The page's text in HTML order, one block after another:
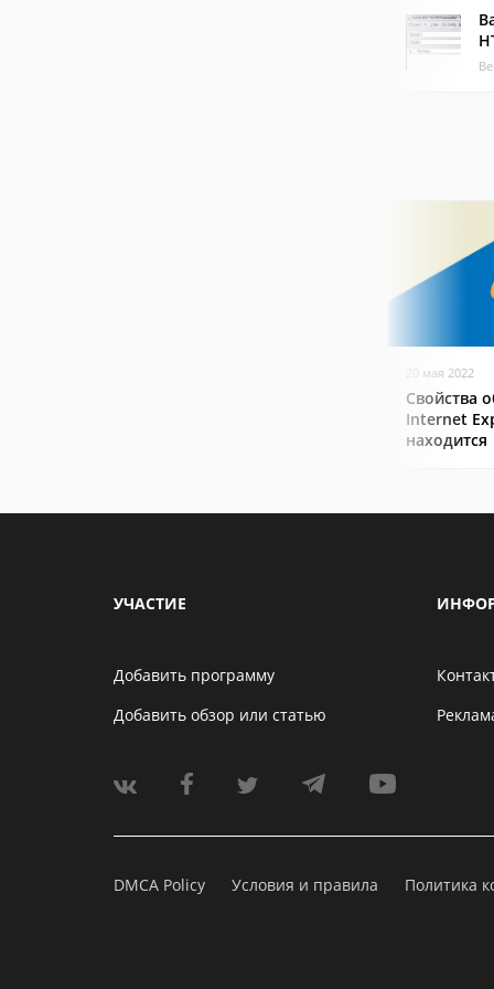
20 мая 2022
Свойства
Internet
находится
УЧАСТИЕ
Добавить программу
Добавить обзор или статью
DMCA Policy Условия и правила Политика